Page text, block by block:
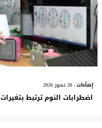
إضآءات- 28 تموز 2026
اضطرابات النوم ترتبط